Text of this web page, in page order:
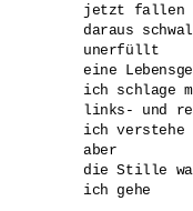
jetzt fallen
daraus
unerfüllt
eine
ich schlage
links- und
ich verstehe
aber
die Stille
ich gehe